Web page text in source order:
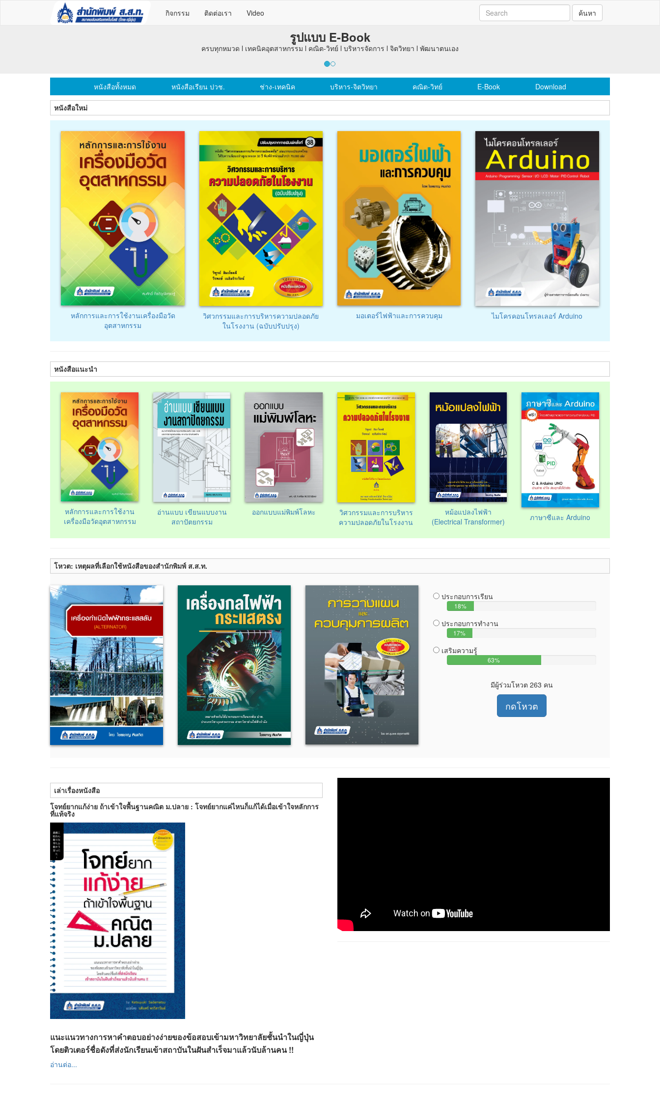
กิจกรรม ติดต่อเรา Video ค้นหา
นิคอุตสาหกรรม l คณิต-วิทย์ l บริหารจัดการ l จิตวิทยา l พัฒนาตนเอง
หนังสือทั้งหมด หนังสือเรียน ปวช. ช่าง-เทคนิค บริหาร-จิตวิทยา คณิต-วิทย์ E-Book Download
หนังสือใหม่
หลักการและการใช้งานเครื่องมือวัด
อุตสาหกรรม
วิศวกรรมและการบริหารความปลอดภัย
ในโรงงาน (ฉบับปรับปรุง)
มอเตอร์ไฟฟ้าและการควบคุม ไมโครคอนโทรลเลอร์ Arduino
หนังสือแนะนำ
หลักการและการใช้งาน
เครื่องมือวัดอุตสาหกรรม
อ่านแบบ เขียนแบบงาน
สถาปัตยกรรม
ออกแบบแม่พิมพ์โลหะ
วิศวกรรมและการบริหาร
ความปลอดภัยในโรงงาน
หม้อแปลงไฟฟ้า
(Electrical Transformer)
ภาษาซีและ Arduino
โหวต: เหตุผลที่เลือกใช้หนังสือของสำนักพิมพ์ ส.ส.ท.
ประกอบการเรียน
18%
ประกอบการทำงาน
17%
เสริมความรู้
63%
มีผู้ร่วมโหวต 263 คน
กดโหวต
เล่าเรื่องหนังสือ
โจทย์ยากแก้ง่าย ถ้าเข้าใจพื้นฐานคณิต ม.ปลาย : โจทย์ยากแค่ไหนก็แก้ได้เมื่อเข้าใจหลักการ
ที่แท้จริง
แนะแนวทางการหาคำตอบอย่างง่ายของข้อสอบเข้ามหาวิทยาลัยชั้นนำในญี่ปุ่น
โดยติวเตอร์ชื่อดังที่ส่งนักเรียนเข้าสถาบันในฝันสำเร็จมาแล้วนับล้านคน !!
อ่านต่อ...